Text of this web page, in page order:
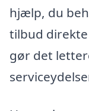
hjælp, du
tilbud
gør det